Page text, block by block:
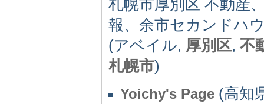
札幌市厚別区 不動産
報、余市セカンドハ
(アベイル, 厚別区, 不
札幌市)
Yoichy's Page (高知